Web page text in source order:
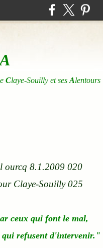
Claye-Souilly et ses Alentours
ceux qui font le mal,
qui refusent d'intervenir."